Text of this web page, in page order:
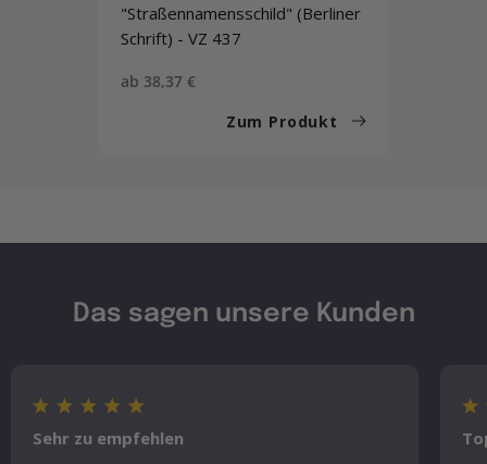
"Straßennamensschild" (Berliner
Schrift) - VZ 437
Sonderpreis
ab 38,37 €
Zum Produkt
Das sagen unsere Kunden
Sehr zu empfehlen